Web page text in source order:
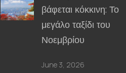
βάφεται κόκκινη: Το
μεγάλο ταξίδι του
Νοεμβρίου
June 3, 2026